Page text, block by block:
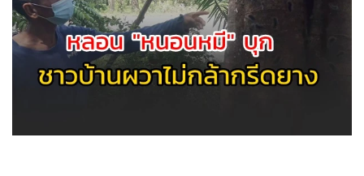
• Good health & Well-being
• Green Innovation & SD
•
Management & HR
MGR Live
• การเมือง